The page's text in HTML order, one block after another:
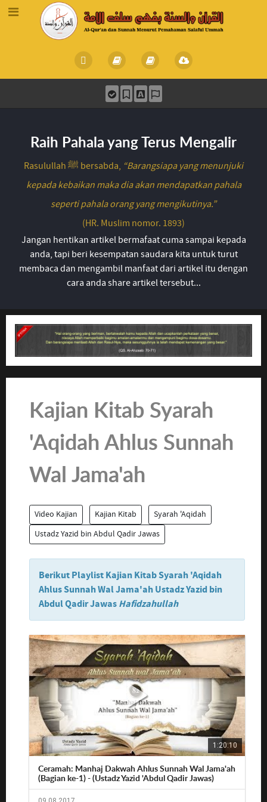
Raih Pahala yang Terus Mengalir
Rasulullah ﷺ bersabda, “Barangsiapa yang menunjuki
kepada kebaikan maka dia akan mendapatkan pahala
seperti pahala orang yang mengikutinya.”
(HR. Muslim nomor. 1893)
Jangan hentikan artikel bermafaat cuma sampai kepada
anda, tapi beri kesempatan saudara kita untuk turut
membaca dan mengambil manfaat dari artikel itu dengan
cara anda share artikel tersebut...
Kajian Kitab Syarah
'Aqidah Ahlus Sunnah
Wal Jama'ah
Video Kajian Kajian Kitab Syarah 'Aqidah
Ustadz Yazid bin Abdul Qadir Jawas
Berikut Playlist Kajian Kitab Syarah 'Aqidah
Ahlus Sunnah Wal Jama'ah Ustadz Yazid bin
Abdul Qadir Jawas Hafidzahullah
1:20:10
Ceramah: Manhaj Dakwah Ahlus Sunnah Wal Jama'ah
(Bagian ke-1) - (Ustadz Yazid 'Abdul Qadir Jawas)